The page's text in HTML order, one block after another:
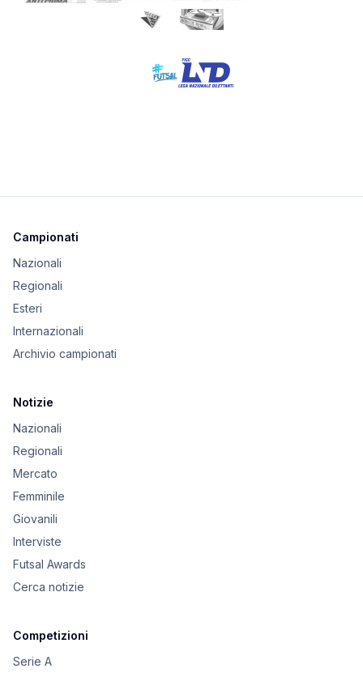
Campionati
Nazionali
Regionali
Esteri
Internazionali
Archivio campionati
Notizie
Nazionali
Regionali
Mercato
Femminile
Giovanili
Interviste
Futsal Awards
Cerca notizie
Competizioni
Serie A